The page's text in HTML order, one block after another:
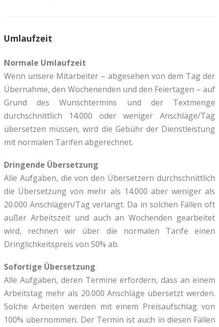
Umlaufzeit
Normale Umlaufzeit
Wenn unsere Mitarbeiter – abgesehen von dem Tag der
Übernahme, den Wochenenden und den Feiertagen – auf
Grund des Wunschtermins und der Textmenge
durchschnittlich 14.000 oder weniger Anschläge/Tag
übersetzen müssen, wird die Gebühr der Dienstleistung
mit normalen Tarifen abgerechnet.
Dringende Übersetzung
Alle Aufgaben, die von den Übersetzern durchschnittlich
die Übersetzung von mehr als 14.000 aber weniger als
20.000 Anschlägen/Tag verlangt. Da in solchen Fällen oft
außer Arbeitszeit und auch an Wochenden gearbeitet
wird, rechnen wir über die normalen Tarife einen
Dringlichkeitspreis von 50% ab.
Sofortige Übersetzung
Alle Aufgaben, deren Termine erfordern, dass an einem
Arbeitstag mehr als 20.000 Anschläge übersetzt werden.
Solche Arbeiten werden mit einem Preisaufschlag von
100% übernommen. Der Termin ist auch in diesen Fällen